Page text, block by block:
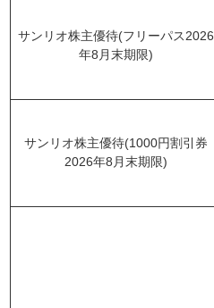
サンリオ株主優待(フリーパス2026
年8月末期限)
サンリオ株主優待(1000円割引券
2026年8月末期限)